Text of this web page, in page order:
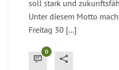
soll stark und
Unter diesem Motto
Freitag 30 [...]
0